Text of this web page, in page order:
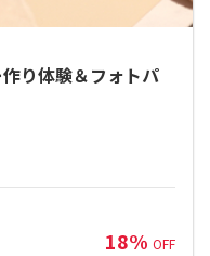
り体験＆フォトパ
18% OFF